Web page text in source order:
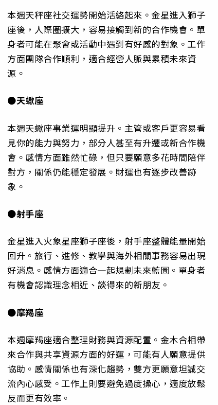
本週天秤座社交運勢開始活絡起來。金星進入獅子
座後，人際圈擴大，容易接觸到新的合作機會。單
身者可能在聚會或活動中遇到有好感的對象。工作
方面團隊合作順利，適合經營人脈與累積未來資
源。
●天蠍座
本週天蠍座事業運明顯提升。主管或客戶更容易看
見你的能力與努力，部分人甚至有升遷或新合作機
會。感情方面雖然忙碌，但只要願意多花時間陪伴
對方，關係仍能穩定發展。財運也有逐步改善跡
象。
●射手座
金星進入火象星座獅子座後，射手座整體能量開始
回升。旅行、進修、教學與海外相關事務容易出現
好消息。感情方面適合一起規劃未來藍圖。單身者
有機會認識理念相近、談得來的新朋友。
●摩羯座
本週摩羯座適合整理財務與資源配置。金木合相帶
來合作與共享資源方面的好運，可能有人願意提供
協助。感情關係也有深化趨勢，雙方更願意坦誠交
流內心感受。工作上則要避免過度操心，適度放鬆
反而更有效率。